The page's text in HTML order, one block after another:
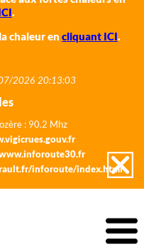
.
chaleur en cliquant ICI.
2026 20:13:03
: 90.2 Mhz
inforoute/index.html